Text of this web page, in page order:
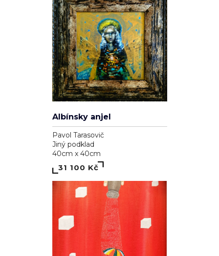
Albínsky anjel
Pavol Tarasovič
Jiný podklad
40cm x 40cm
31 100 Kč